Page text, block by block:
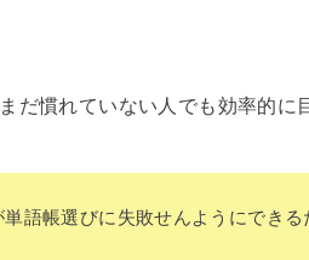
だ慣れていない人でも効率的に
単語帳選びに失敗せんようにでき